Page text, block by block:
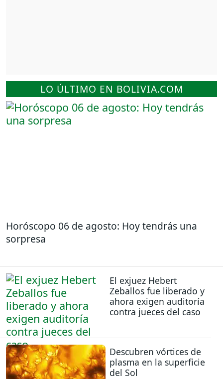
LO ÚLTIMO EN BOLIVIA.COM
Horóscopo 06 de agosto: Hoy tendrás una
sorpresa
El exjuez Hebert
Zeballos fue liberado y
ahora exigen auditoría
contra jueces del caso
Descubren vórtices de
plasma en la superficie
del Sol